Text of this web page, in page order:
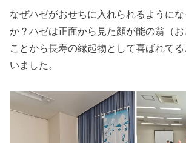
なぜハゼがおせちに入れられるようにな
か？ハゼは正面から見た顔が能の翁（
ことから長寿の縁起物として喜ばれて
いました。